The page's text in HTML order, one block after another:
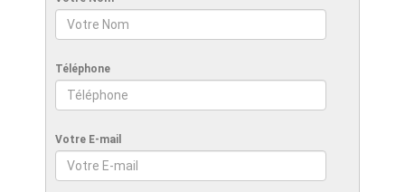
Téléphone
Votre E-mail